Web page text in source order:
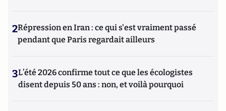
2Répression en Iran : ce qui s'est vraiment passé
pendant que Paris regardait ailleurs
3L’été 2026 confirme tout ce que les écologistes
disent depuis 50 ans : non, et voilà pourquoi